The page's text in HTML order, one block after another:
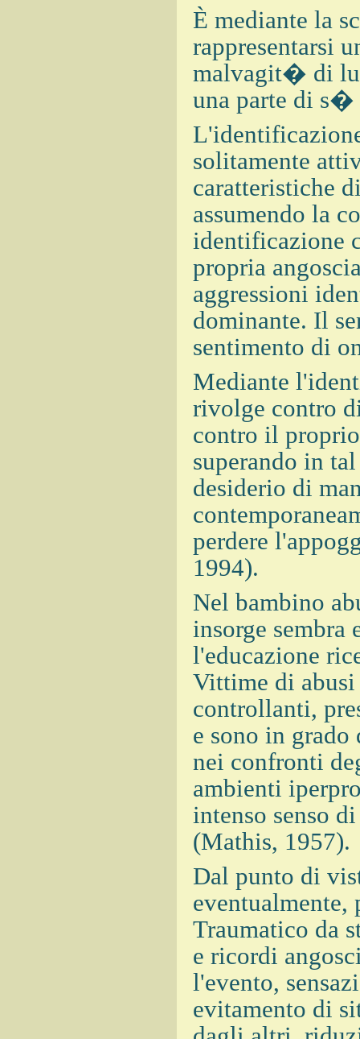
È mediante la
rappresentarsi
malvagit� di
una parte di s�
solitamente
caratteristiche
assumendo la
identificazione
propria
aggressioni
dominante. Il
sentimento di
Mediante
rivolge contro
contro il
superando in
desiderio di
perdere
1994).
Nel bambino
insorge sembra
l'educazione
Vittime di abusi
controllanti,
e sono in grado
nei confronti
ambienti
intenso senso
(Mathis, 1957).
Dal punto di
eventualmente,
Traumatico da
e ricordi
l'evento,
evitamento di